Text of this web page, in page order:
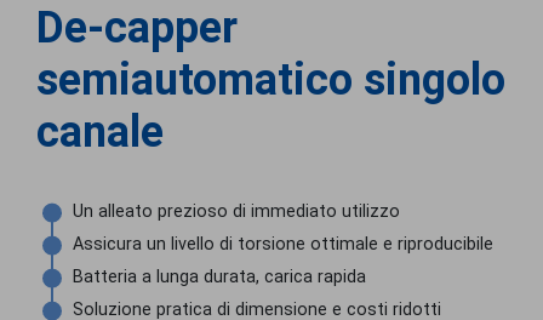
De-capper
semiautomatico singolo
canale
Un alleato prezioso di immediato utilizzo
Assicura un livello di torsione ottimale e riproducibile
Batteria a lunga durata, carica rapida
Soluzione pratica di dimensione e costi ridotti